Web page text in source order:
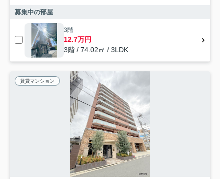
募集中の部屋
3階
12.7万円
3階 / 74.02㎡ / 3LDK
賃貸マンション